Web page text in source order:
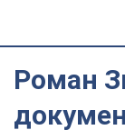
Роман